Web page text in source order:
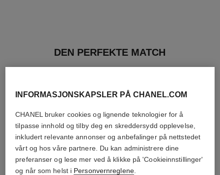
DEN PERFEKTE MATCH
INFORMASJONSKAPSLER PÅ CHANEL.COM
CHANEL bruker cookies og lignende teknologier for å
tilpasse innhold og tilby deg en skreddersydd opplevelse,
inkludert relevante annonser og anbefalinger på nettstedet
vårt og hos våre partnere. Du kan administrere dine
preferanser og lese mer ved å klikke på 'Cookieinnstillinger'
og når som helst i Personvernreglene.